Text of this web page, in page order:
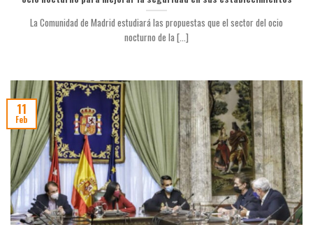
La Comunidad de Madrid estudiará las propuestas que el sector del ocio
nocturno de la [...]
11
Feb